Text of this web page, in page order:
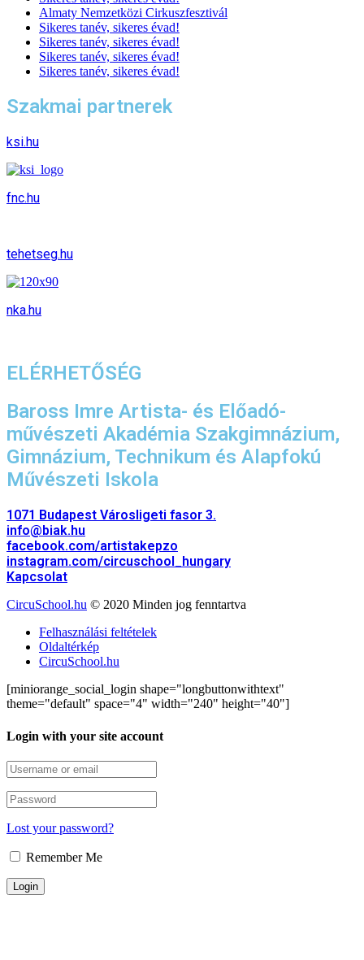
Almaty Nemzetközi Cirkuszfesztivál
Sikeres tanév, sikeres évad!
Sikeres tanév, sikeres évad!
Sikeres tanév, sikeres évad!
Sikeres tanév, sikeres évad!
Szakmai partnerek
ksi.hu
fnc.hu
tehetseg.hu
nka.hu
ELÉRHETŐSÉG
Baross Imre Artista- és Előadó-
művészeti Akadémia Szakgimnázium,
Gimnázium, Technikum és Alapfokú
Művészeti Iskola
1071 Budapest Városligeti fasor 3.
info@biak.hu
facebook.com/artistakepzo
instagram.com/circuschool_hungary
Kapcsolat
CircuSchool.hu © 2020 Minden jog fenntartva
Felhasználási feltételek
Oldaltérkép
CircuSchool.hu
[miniorange_social_login shape="longbuttonwithtext"
theme="default" space="4" width="240" height="40"]
Login with your site account
Lost your password?
Remember Me